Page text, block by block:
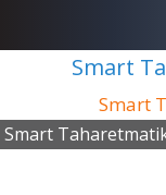
Smart
Smart
Smart